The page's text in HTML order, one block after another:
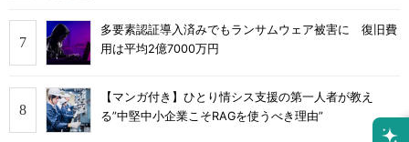
多要素認証導入済みでもランサムウェア被害に 復旧費
用は平均2億7000万円
【マンガ付き】ひとり情シス支援の第一人者が教え
る”中堅中小企業こそRAGを使うべき理由”